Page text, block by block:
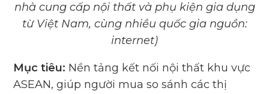
nhà cung cấp nội thất và phụ kiện gia dụng
từ Việt Nam, cùng nhiều quốc gia nguồn:
internet)
Mục tiêu: Nền tảng kết nối nội thất khu vực
ASEAN, giúp người mua so sánh các thị